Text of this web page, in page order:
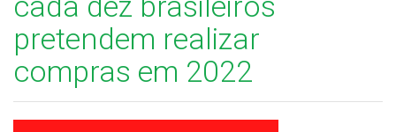
pretendem realizar
compras em 2022